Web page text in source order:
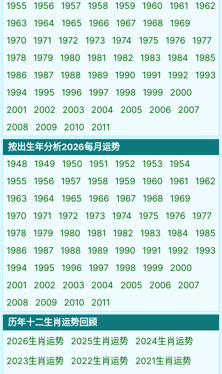
1955
1956 1957 1958 1959 1960 1961
1962
1963
1964 1965 1966 1967 1968
1969
1970
1971 1972 1973 1974 1975 1976
1977
1978
1979 1980 1981 1982 1983 1984
1985
1986
1987 1988 1989 1990 1991 1992
1993
1994
1995 1996 1997 1998 1999
2000
2001
2002 2003 2004 2005 2006
2007
2008
2009 2010
2011
按出生年分析2026每月运势
1948
1949 1950 1951 1952 1953
1954
1955
1956 1957 1958 1959 1960 1961
1962
1963
1964 1965 1966 1967 1968
1969
1970
1971 1972 1973 1974 1975 1976
1977
1978
1979 1980 1981 1982 1983 1984
1985
1986
1987 1988 1989 1990 1991 1992
1993
1994
1995 1996 1997 1998 1999
2000
2001
2002 2003 2004 2005 2006
2007
2008
2009 2010
2011
历年十二生肖运势回顾
2026生肖运势
2025生肖运势
2024生肖运势
2023生肖运势
2022生肖运势
2021生肖运势